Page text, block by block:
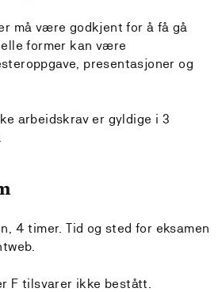
må være godkjent for å få gå
former kan være
presentasjoner og
arbeidskrav er gyldige i 3
4 timer. Tid og sted for eksamen
F tilsvarer ikke bestått.